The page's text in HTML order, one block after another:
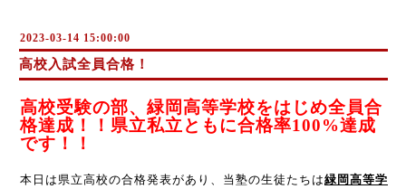
2023-03-14 15:00:00
高校入試全員合格！
高校受験の部、緑岡高等学校をはじめ全員合
格達成！！県立私立ともに合格率100%達成
です！！
本日は県立高校の合格発表があり、当塾の生徒たちは緑岡高等学